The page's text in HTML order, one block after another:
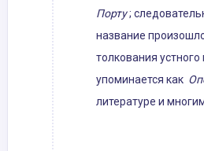
Порту;
название
толкования
упоминается как
литературе и